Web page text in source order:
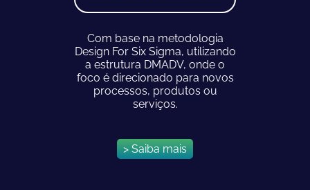
Com base na metodologia
Design For Six Sigma, utilizando
a estrutura DMADV, onde o
foco é direcionado para novos
processos, produtos ou
serviços.
> Saiba mais